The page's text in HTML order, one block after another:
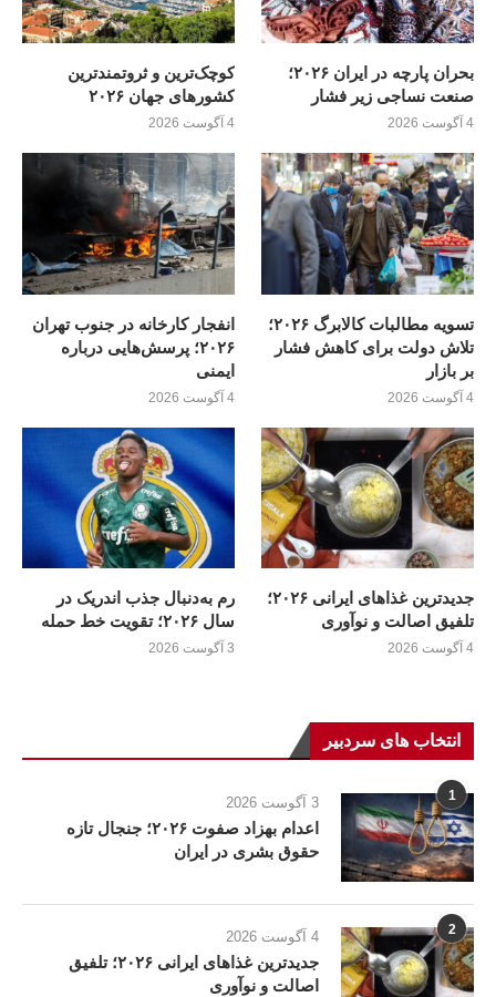
بحران پارچه در ایران ۲۰۲۶؛
صنعت نساجی زیر فشار
4 آگوست 2026
کوچک‌ترین و ثروتمندترین
کشورهای جهان ۲۰۲۶
4 آگوست 2026
تسویه مطالبات کالابرگ ۲۰۲۶؛
تلاش دولت برای کاهش فشار
بر بازار
4 آگوست 2026
انفجار کارخانه در جنوب تهران
۲۰۲۶؛ پرسش‌هایی درباره
ایمنی
4 آگوست 2026
جدیدترین غذاهای ایرانی ۲۰۲۶؛
تلفیق اصالت و نوآوری
4 آگوست 2026
رم به‌دنبال جذب اندریک در
سال ۲۰۲۶؛ تقویت خط حمله
3 آگوست 2026
انتخاب های سردبیر
1 3 آگوست 2026
اعدام بهزاد صفوت ۲۰۲۶؛ جنجال تازه
حقوق بشری در ایران
2 4 آگوست 2026
جدیدترین غذاهای ایرانی ۲۰۲۶؛ تلفیق
اصالت و نوآوری